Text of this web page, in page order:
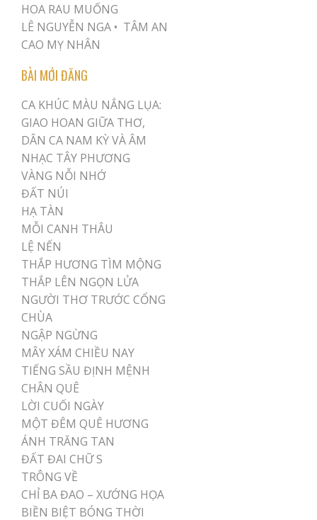
HOA RAU MUỐNG
LÊ NGUYỄN NGA • TÂM AN
CAO MỴ NHÂN
BÀI MỚI ĐĂNG
CA KHÚC MÀU NẮNG LỤA:
GIAO HOAN GIỮA THƠ,
DÂN CA NAM KỲ VÀ ÂM
NHẠC TÂY PHƯƠNG
VÀNG NỖI NHỚ
ĐẤT NÚI
HẠ TÀN
MỖI CANH THÂU
LỆ NẾN
THẮP HƯƠNG TÌM MỘNG
THẮP LÊN NGỌN LỬA
NGƯỜI THƠ TRƯỚC CỔNG
CHÙA
NGẬP NGỪNG
MÂY XÁM CHIỀU NAY
TIẾNG SẦU ĐỊNH MỆNH
CHÂN QUÊ
LỜI CUỐI NGÀY
MỘT ĐÊM QUÊ HƯƠNG
ÁNH TRĂNG TAN
ĐẤT ĐAI CHỮ S
TRÔNG VỀ
CHỈ BA ĐAO – XƯỚNG HỌA
BIỀN BIỆT BÓNG THỜI